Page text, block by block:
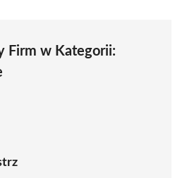
Firm w Kategorii: